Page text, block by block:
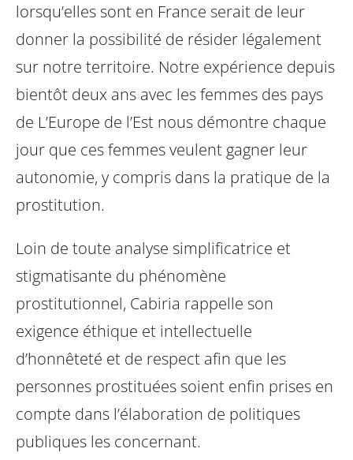
lorsqu’elles sont en France serait de leur
donner la possibilité de résider légalement
sur notre territoire. Notre expérience depuis
bientôt deux ans avec les femmes des pays
de L’Europe de l’Est nous démontre chaque
jour que ces femmes veulent gagner leur
autonomie, y compris dans la pratique de la
prostitution.
Loin de toute analyse simplificatrice et
stigmatisante du phénomène
prostitutionnel, Cabiria rappelle son
exigence éthique et intellectuelle
d’honnêteté et de respect afin que les
personnes prostituées soient enfin prises en
compte dans l’élaboration de politiques
publiques les concernant.